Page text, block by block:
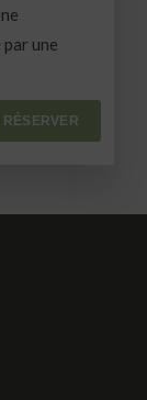
une
RÉSERVER